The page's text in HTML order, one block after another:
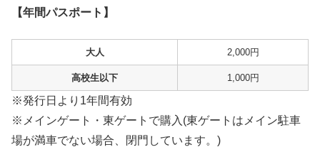
【年間パスポート】
大人 2,000円
高校生以下 1,000円
※発行日より1年間有効
※メインゲート・東ゲートで購入(東ゲートはメイン駐車
場が満車でない場合、閉門しています。)